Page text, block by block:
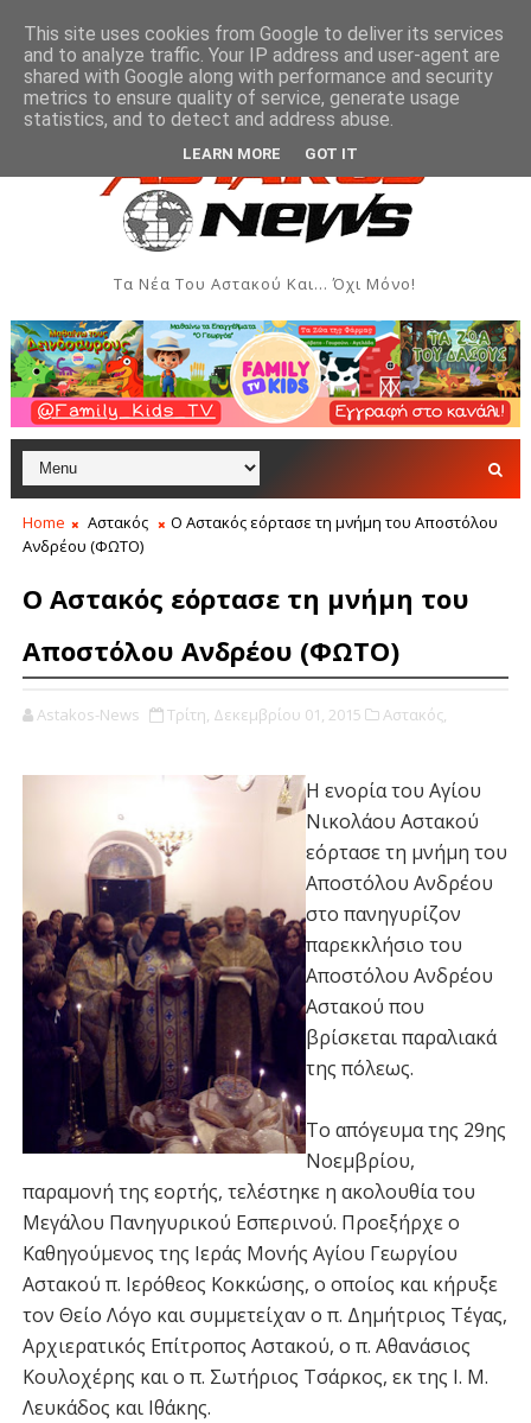
Γυναικών Αστακού ΠΟΛΙΤΙΣΜΌΣ Παρουσίαση του βιβλίου
Τα Νέα Του Αστακού Και... Όχι Μόνο!
Home Αστακός
Ο Αστακός εόρτασε τη μνήμη του Αποστόλου
Ανδρέου (ΦΩΤΟ)
Ο Αστακός εόρτασε τη μνήμη του
Αποστόλου Ανδρέου (ΦΩΤΟ)
Astakos-News Τρίτη, Δεκεμβρίου 01, 2015 Αστακός,
Η ενορία του Αγίου
Νικολάου Αστακού
εόρτασε τη μνήμη του
Αποστόλου Ανδρέου
στο πανηγυρίζον
παρεκκλήσιο του
Αποστόλου Ανδρέου
Αστακού που
βρίσκεται παραλιακά
της πόλεως.
Το απόγευμα της 29ης
Νοεμβρίου,
παραμονή της εορτής, τελέστηκε η ακολουθία του
Μεγάλου Πανηγυρικού Εσπερινού. Προεξήρχε ο
Καθηγούμενος της Ιεράς Μονής Αγίου Γεωργίου
Αστακού π. Ιερόθεος Κοκκώσης, ο οποίος και κήρυξε
τον Θείο Λόγο και συμμετείχαν ο π. Δημήτριος Τέγας,
Αρχιερατικός Επίτροπος Αστακού, ο π. Αθανάσιος
Κουλοχέρης και ο π. Σωτήριος Τσάρκος, εκ της Ι. Μ.
Λευκάδος και Ιθάκης.
This site uses cookies from Google to deliver its services
and to analyze traffic. Your IP address and user-agent are
shared with Google along with performance and security
metrics to ensure quality of service, generate usage
statistics, and to detect and address abuse.
LEARN MORE GOT IT